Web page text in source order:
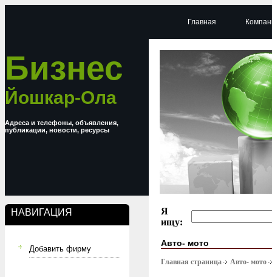
Бизнес
Йошкар-Ола
Адреса и телефоны, объявления,
публикации, новости, ресурсы
НАВИГАЦИЯ
Добавить фирму
Главная
Я
ищу:
Авто- мото
Главная страница Авто- мото